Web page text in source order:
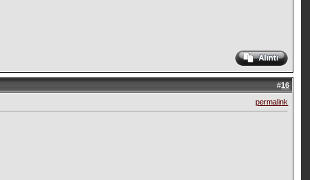
#16
permalink